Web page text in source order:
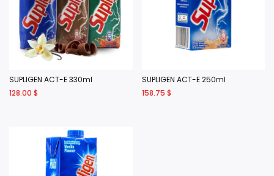
SUPLIGEN ACT-E 330ml
128.00 $
SUPLIGEN ACT-E 250ml
158.75 $